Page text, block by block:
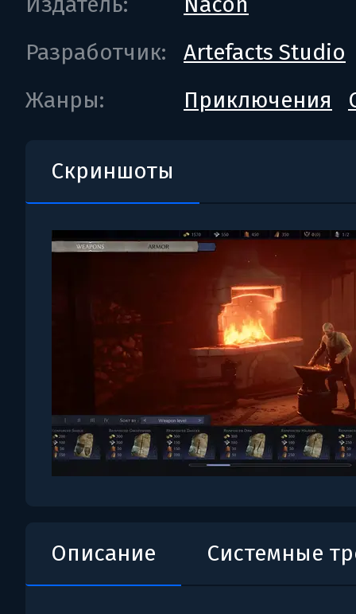
Разработчик:
Artefacts Studio
Жанры:
Приключения
Скриншоты
Описание Системные